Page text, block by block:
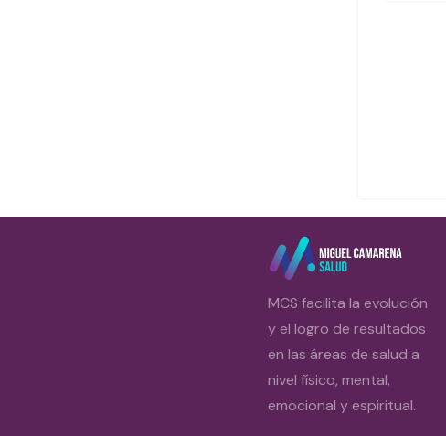
MCS facilita la evolución
y el logro de resultados
en las áreas de salud a
nivel físico, mental,
emocional y espiritual.